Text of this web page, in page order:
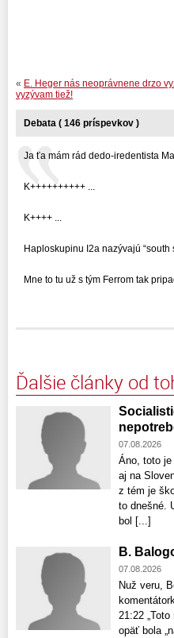
« E. Heger nás neoprávnene drzo
vyzývam tiež!
Debata ( 146 príspevkov )
Ja ťa mám rád dedo-iredentista
K++++++++++ ...
K++++ ...
Haploskupinu I2a nazývajú “south
Mne to tu už s tým Ferrom tak
Ďalšie články od
07.08.2026
Áno, toto
aj na
z tém je
to dnešné.
bol [...]
B.
07.08.2026
Nuž veru,
21:22
opäť bola